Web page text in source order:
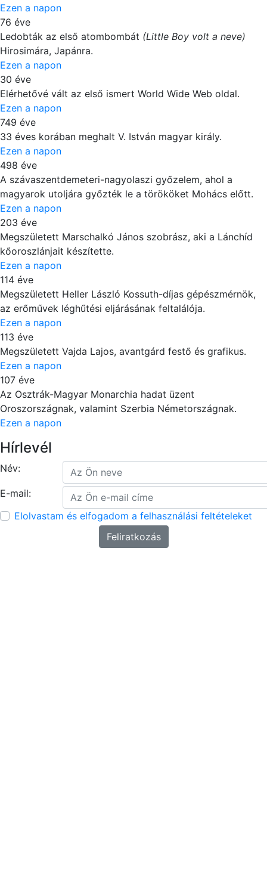
Ezen a napon
76 éve
Ledobták az első atombombát (Little Boy volt a neve)
Hirosimára, Japánra.
Ezen a napon
30 éve
Elérhetővé vált az első ismert World Wide Web oldal.
Ezen a napon
749 éve
33 éves korában meghalt V. István magyar király.
Ezen a napon
498 éve
A szávaszentdemeteri-nagyolaszi győzelem, ahol a
magyarok utoljára győzték le a törököket Mohács előtt.
Ezen a napon
203 éve
Megszületett Marschalkó János szobrász, aki a Lánchíd
kőoroszlánjait készítette.
Ezen a napon
114 éve
Megszületett Heller László Kossuth-díjas gépészmérnök,
az erőművek léghűtési eljárásának feltalálója.
Ezen a napon
113 éve
Megszületett Vajda Lajos, avantgárd festő és grafikus.
Ezen a napon
107 éve
Az Osztrák-Magyar Monarchia hadat üzent
Oroszországnak, valamint Szerbia Németországnak.
Ezen a napon
Hírlevél
Név:
E-mail:
Elolvastam és elfogadom a felhasználási feltételeket